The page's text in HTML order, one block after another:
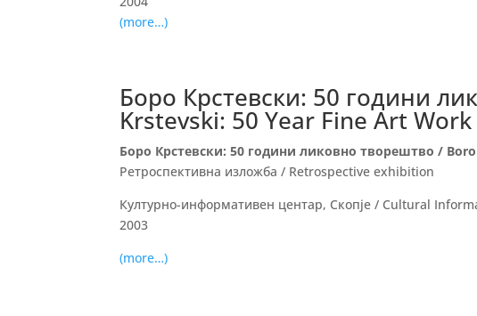
(more…)
Боро Крстевски: 50 години
Krstevski: 50 Year Fine Art Work
Боро Крстевски: 50 години ликовно творештво /
Ретроспективна изложба / Retrospective exhibition
Културно-информативен центар, Скопје / Cultural
2003
(more…)